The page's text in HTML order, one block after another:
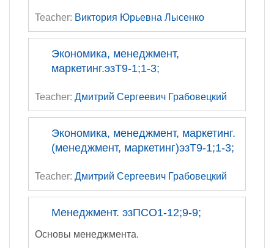
Teacher: Виктория Юрьевна Лысенко
Экономика, менеджмент,
маркетинг.эзТ9-1;1-3;
Teacher: Дмитрий Сергеевич Грабовецкий
Экономика, менеджмент, маркетинг.
(менеджмент, маркетинг)эзТ9-1;1-3;
Teacher: Дмитрий Сергеевич Грабовецкий
Менеджмент. эзПСО1-12;9-9;
Основы менеджмента.